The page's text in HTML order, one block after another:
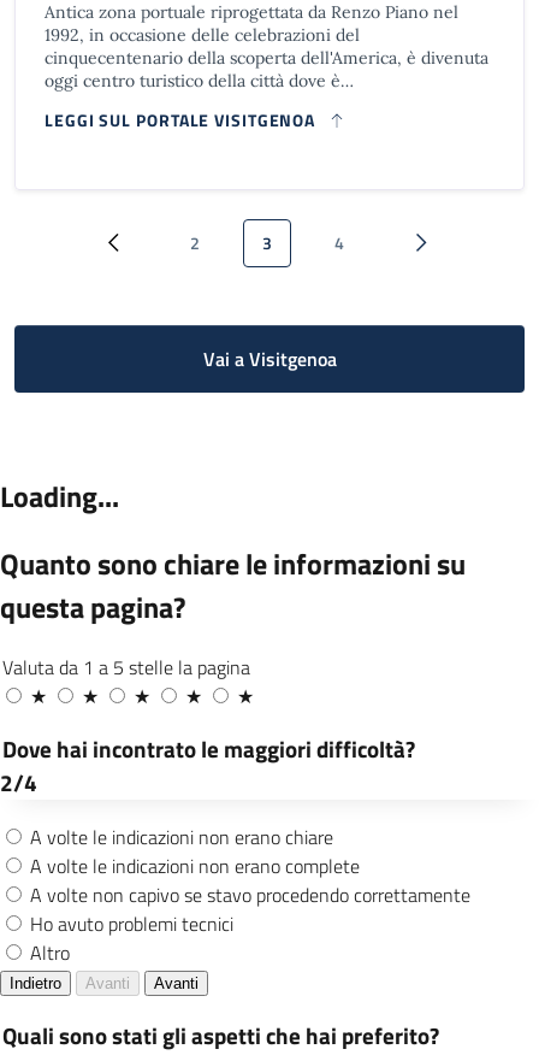
Antica zona portuale riprogettata da Renzo Piano nel
1992, in occasione delle celebrazioni del
cinquecentenario della scoperta dell'America, è divenuta
oggi centro turistico della città dove è…
LEGGI SUL PORTALE VISITGENOA
Paginazione
Pagina precedente
Pagina
2 Pagina attuale
3 Pagina
4 Pagina
Vai a Visitgenoa